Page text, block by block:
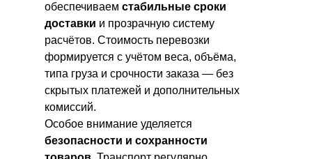
обеспечиваем стабильные сроки
доставки и прозрачную систему
расчётов. Стоимость перевозки
формируется с учётом веса, объёма,
типа груза и срочности заказа — без
скрытых платежей и дополнительных
комиссий.
Особое внимание уделяется
безопасности и сохранности